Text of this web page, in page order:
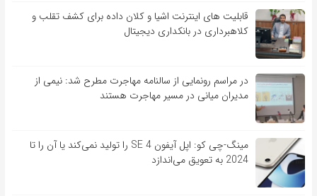
قابلیت ‏های اینترنت اشیا و کلان‏ داده برای کشف تقلب و
کلاهبرداری در بانکداری دیجیتال
در مراسم رونمایی از سالنامه مهاجرت مطرح شد: نیمی از
مدیران میانی در مسیر مهاجرت هستند
مینگ-چی کو: اپل آیفون SE 4 را تولید نمی‌کند یا آن را تا
2024 به تعویق می‌اندازد